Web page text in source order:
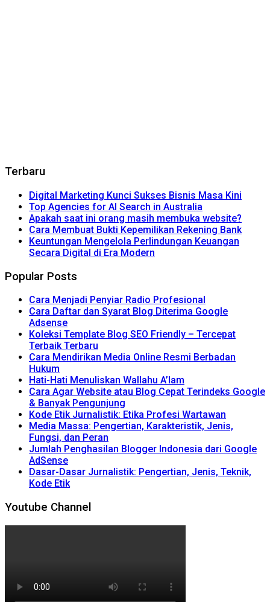
Terbaru
Digital Marketing Kunci Sukses Bisnis Masa Kini
Top Agencies for AI Search in Australia
Apakah saat ini orang masih membuka website?
Cara Membuat Bukti Kepemilikan Rekening Bank
Keuntungan Mengelola Perlindungan Keuangan
Secara Digital di Era Modern
Popular Posts
Cara Menjadi Penyiar Radio Profesional
Cara Daftar dan Syarat Blog Diterima Google
Adsense
Koleksi Template Blog SEO Friendly – Tercepat
Terbaik Terbaru
Cara Mendirikan Media Online Resmi Berbadan
Hukum
Hati-Hati Menuliskan Wallahu A’lam
Cara Agar Website atau Blog Cepat Terindeks Google
& Banyak Pengunjung
Kode Etik Jurnalistik: Etika Profesi Wartawan
Media Massa: Pengertian, Karakteristik, Jenis,
Fungsi, dan Peran
Jumlah Penghasilan Blogger Indonesia dari Google
AdSense
Dasar-Dasar Jurnalistik: Pengertian, Jenis, Teknik,
Kode Etik
Youtube Channel